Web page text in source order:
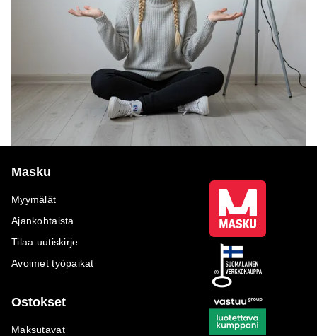
Masku
Myymälät
Ajankohtaista
Tilaa uutiskirje
Avoimet työpaikat
Ostokset
Maksutavat